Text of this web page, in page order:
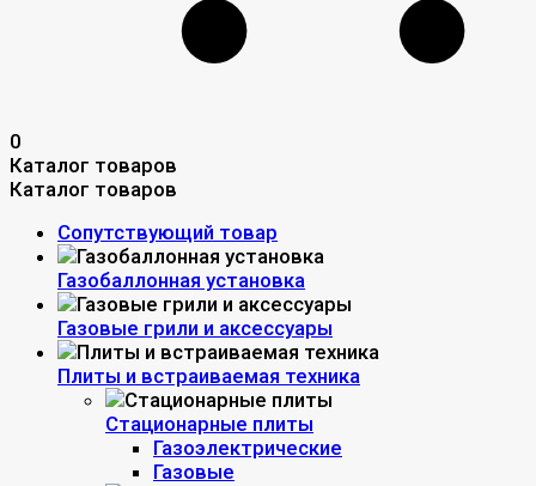
0
Каталог товаров
Каталог товаров
Сопутствующий товар
Газобаллонная установка
Газовые грили и аксессуары
Плиты и встраиваемая техника
Стационарные плиты
Газоэлектрические
Газовые